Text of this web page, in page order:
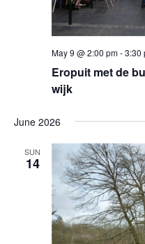
May 9 @ 2:00 pm-3:30
Eropuit met de
wijk
June 2026
SUN
14